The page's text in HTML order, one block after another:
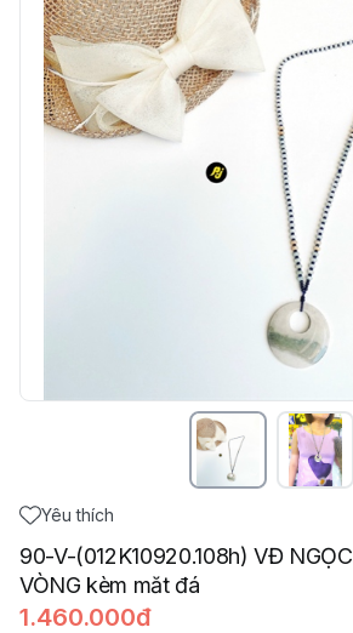
Yêu thích
90-V-(012K10920.108h) VĐ
VÒNG kèm măt đá
1.460.000đ